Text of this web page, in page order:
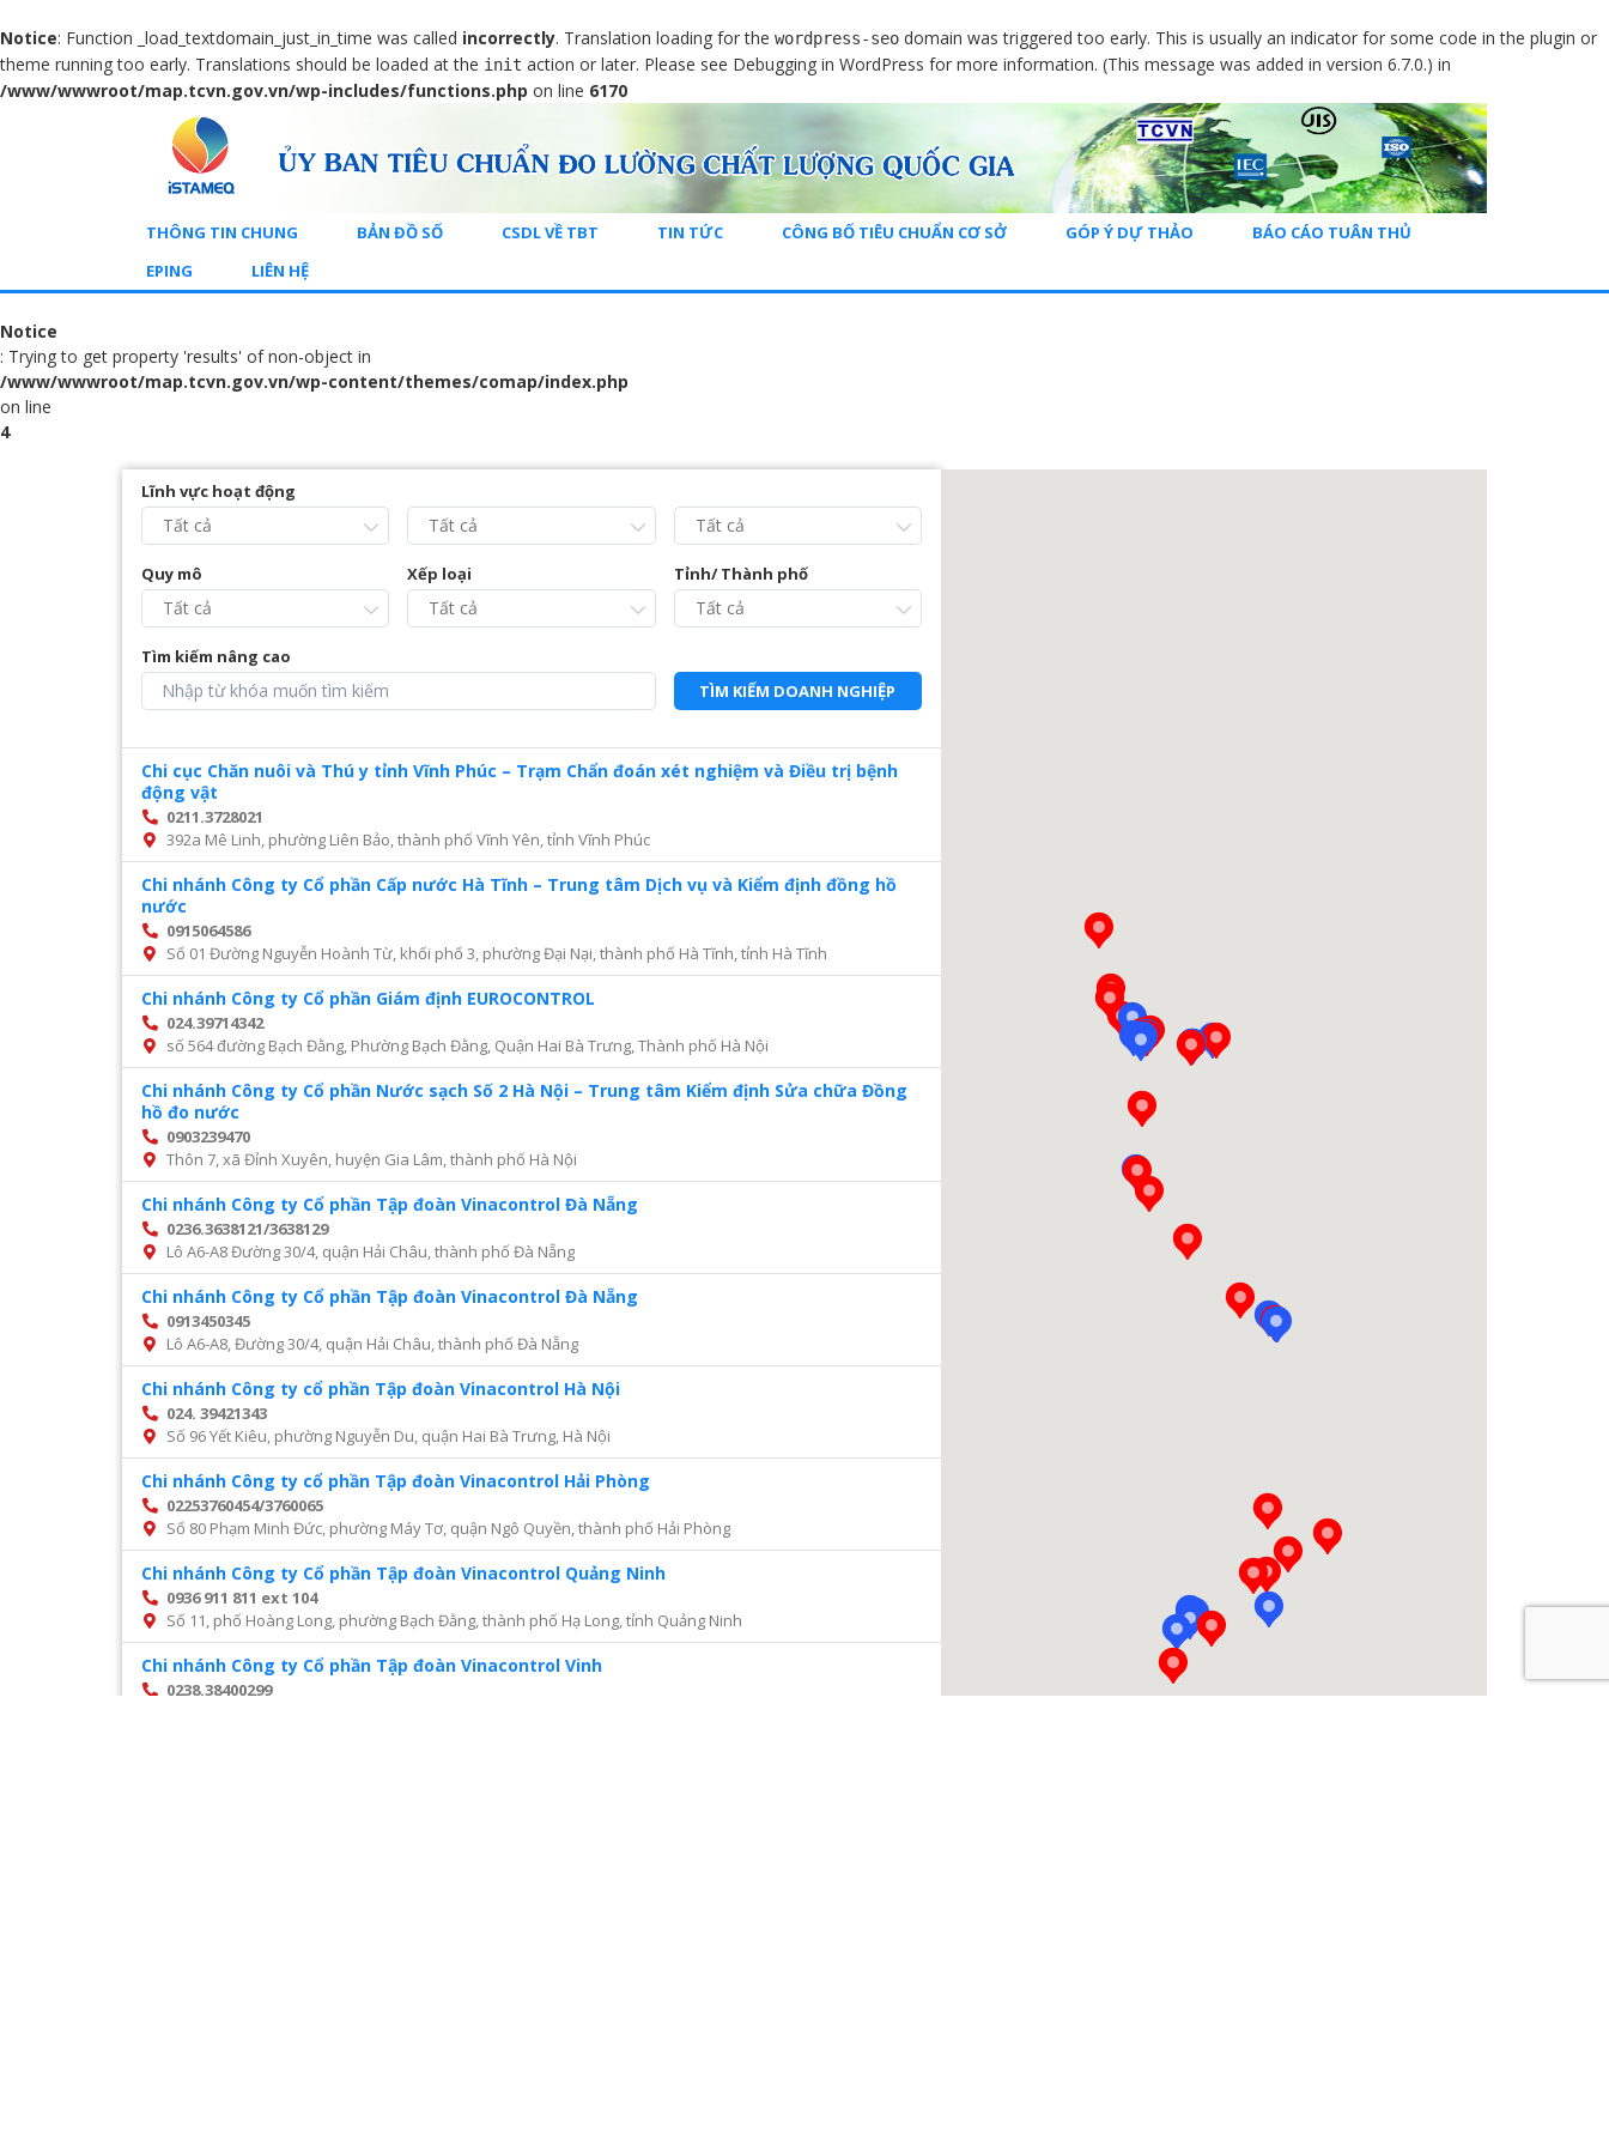
Notice: Function _load_textdomain_just_in_time was called incorrectly. Translation loading for the wordpress-seo domain was triggered too early. This is usually an indicator for some code in the plugin or
theme running too early. Translations should be loaded at the init action or later. Please see Debugging in WordPress for more information. (This message was added in version 6.7.0.) in
/www/wwwroot/map.tcvn.gov.vn/wp-includes/functions.php on line 6170
THÔNG TIN CHUNG BẢN ĐỒ SỐ CSDL VỀ TBT TIN TỨC CÔNG BỐ TIÊU CHUẨN CƠ SỞ GÓP Ý DỰ THẢO
BÁO CÁO TUÂN THỦ
EPING
LIÊN HỆ
Notice
: Trying to get property 'results' of non-object in
/www/wwwroot/map.tcvn.gov.vn/wp-content/themes/comap/index.php
on line
4
Lĩnh vực hoạt động
Quy mô Xếp loại Tỉnh/ Thành phố
Tìm kiếm nâng cao
TÌM KIẾM DOANH NGHIỆP
Chi cục Chăn nuôi và Thú y tỉnh Vĩnh Phúc – Trạm Chẩn đoán xét nghiệm và Điều trị bệnh
động vật
0211.3728021
392a Mê Linh, phường Liên Bảo, thành phố Vĩnh Yên, tỉnh Vĩnh Phúc
Chi nhánh Công ty Cổ phần Cấp nước Hà Tĩnh – Trung tâm Dịch vụ và Kiểm định đồng hồ
nước
0915064586
Số 01 Đường Nguyễn Hoành Từ, khối phố 3, phường Đại Nại, thành phố Hà Tĩnh, tỉnh Hà Tĩnh
Chi nhánh Công ty Cổ phần Giám định EUROCONTROL
024.39714342
số 564 đường Bạch Đằng, Phường Bạch Đằng, Quận Hai Bà Trưng, Thành phố Hà Nội
Chi nhánh Công ty Cổ phần Nước sạch Số 2 Hà Nội – Trung tâm Kiểm định Sửa chữa Đồng
hồ đo nước
0903239470
Thôn 7, xã Đỉnh Xuyên, huyện Gia Lâm, thành phố Hà Nội
Chi nhánh Công ty Cổ phần Tập đoàn Vinacontrol Đà Nẵng
0236.3638121/3638129
Lô A6-A8 Đường 30/4, quận Hải Châu, thành phố Đà Nẵng
Chi nhánh Công ty Cổ phần Tập đoàn Vinacontrol Đà Nẵng
0913450345
Lô A6-A8, Đường 30/4, quận Hải Châu, thành phố Đà Nẵng
Chi nhánh Công ty cổ phần Tập đoàn Vinacontrol Hà Nội
024. 39421343
Số 96 Yết Kiêu, phường Nguyễn Du, quận Hai Bà Trưng, Hà Nội
Chi nhánh Công ty cổ phần Tập đoàn Vinacontrol Hải Phòng
02253760454/3760065
Số 80 Phạm Minh Đức, phường Máy Tơ, quận Ngô Quyền, thành phố Hải Phòng
Chi nhánh Công ty Cổ phần Tập đoàn Vinacontrol Quảng Ninh
0936 911 811 ext 104
Số 11, phố Hoàng Long, phường Bạch Đằng, thành phố Hạ Long, tỉnh Quảng Ninh
Chi nhánh Công ty Cổ phần Tập đoàn Vinacontrol Vinh
0238.38400299